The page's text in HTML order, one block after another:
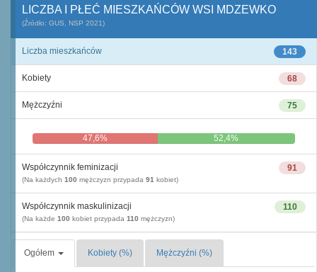
LICZBA I PŁEĆ MIESZKAŃCÓW WSI MDZEWKO
(Źródło: GUS, NSP 2021)
143
Liczba mieszkańców
68
Kobiety
75
Mężczyźni
47,6% 52,4%
91
Współczynnik feminizacji
(Na każdych 100 mężczyzn przypada 91 kobiet)
110
Współczynnik maskulinizacji
(Na każde 100 kobiet przypada 110 mężczyzn)
Ogółem Kobiety (%) Mężczyźni (%)